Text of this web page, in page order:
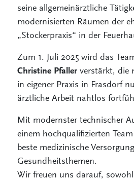
seine allgemeinärztliche
modernisierten Räumen der
„Stockerpraxis“ in der
Zum 1. Juli 2025 wird das
Christine Pfallerverstärkt, die
in eigener Praxis in Frasdorf
ärztliche Arbeit nahtlos
Mit modernster technischer
einem hochqualifizierten
beste medizinische
Gesundheitsthemen.
Wir freuen uns darauf,